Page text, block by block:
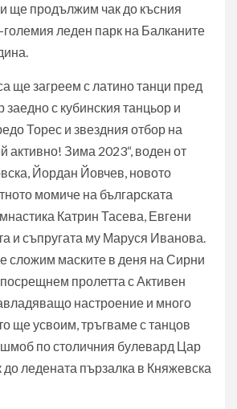
ще продължим чак до късния
леден парк на Балканите
ще загреем с латино танци пред
с кубинския танцьор и
Торес и звездния отбор на
активно! Зима 2023“, воден от
Йордан Йовчев, новото
момиче на българската
Катрин Тасева, Евгени
и съпругата му Маруся Иванова.
сложим маските в деня на Сирни
пролетта с Активен
настроение и много
ще усвоим, тръгваме с танцов
по столичния булевард Цар
ледената пързалка в Княжевска